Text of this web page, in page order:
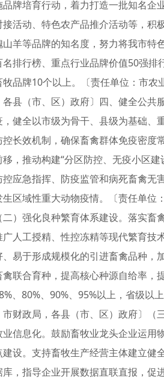
牌培育行动，着力打造一批知名
活动、特色农产品推介活动等，
羊等品牌的知名度，努力将我市
排行榜、重点行业品牌价值50强
品牌10个以上。〔责任单位：市
县（市、区）政府〕四、健全公
健全以市级为骨干、县级为基础
长效机制，确保畜禽群体免疫密
，推动构建“分区防控、无疫小区
应急指挥、防疫监管和病死畜禽
区域性重大动物疫情。〔责任单
二）强化良种繁育体系建设。落实
人工授精、性控冻精等现代繁育
易于形成规模化的引进畜禽品种
联合育种，提高核心种源自给率
、80%、90%、95%以上，省级以
财政局，各县（市、区）政府〕
信息化。鼓励畜牧业龙头企业运
设。支持畜牧生产经营主体建立
，指导企业开展数据直联直报，